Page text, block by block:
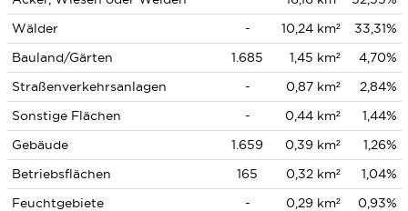
Wälder
- 10,24 km²
33,31%
Bauland/Gärten
1.685 1,45 km²
4,70%
Straßenverkehrsanlagen
- 0,87 km²
2,84%
Sonstige Flächen
- 0,44 km²
1,44%
Gebäude
1.659 0,39 km²
1,26%
Betriebsflächen
165 0,32 km²
1,04%
Feuchtgebiete
- 0,29 km²
0,93%